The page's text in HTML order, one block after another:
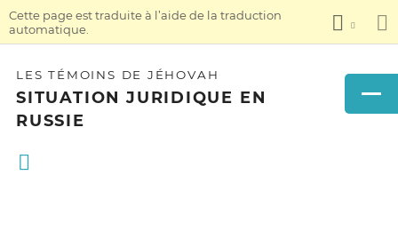
Cette page est traduite à l’aide de la traduction
automatique.
LES TÉMOINS DE JÉHOVAH
SITUATION JURIDIQUE EN
RUSSIE